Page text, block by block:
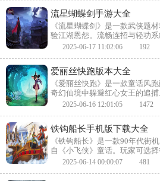
流星蝴蝶剑手游大全
《流星蝴蝶剑》是一款武侠题
验江湖恩怨。流畅连招与轻功
强沉浸感。多武器切换与暗杀
2025-06-17 11:02:06 192
爱丽丝快跑版本大全
《爱丽丝快跑》是一款童话风
奇幻仙境中躲避红心女王的追
疯帽子等角色技能。梦幻场景
2025-06-16 12:01:05 1472
铁钩船长手机版下载大全
《铁钩船长》是一款90年代街
自《小飞侠》童话。玩家可选
展飞行与剑术对抗胡克船长及
2025-06-14 00:00:07 481